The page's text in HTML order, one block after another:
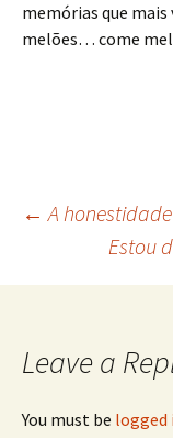
memórias que mais
melões… come
Post
← A
Estou
Leave a
You must be logged